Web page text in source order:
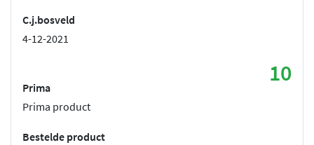
C.j.bosveld
4-12-2021
10
Prima
Prima product
Bestelde product